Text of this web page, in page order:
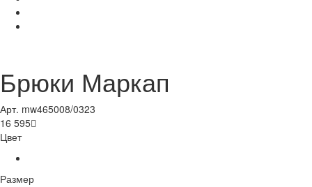
Брюки Маркап
Арт. mw465008/0323
16 595
Цвет
Размер